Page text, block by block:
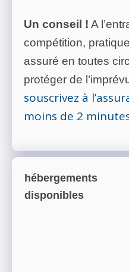
Un conseil ! A
compétition,
assuré en toutes
protéger de
souscrivez à
moins de 2
hébergements
disponibles